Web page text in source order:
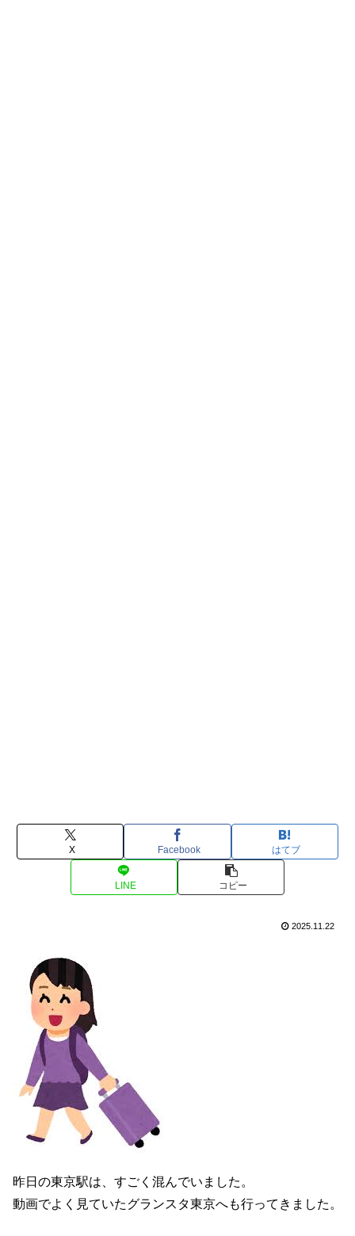
X Facebook はてブ
LINE コピー
2025.11.22
昨日の東京駅は、すごく混んでいました。
動画でよく見ていたグランスタ東京へも行ってきました。